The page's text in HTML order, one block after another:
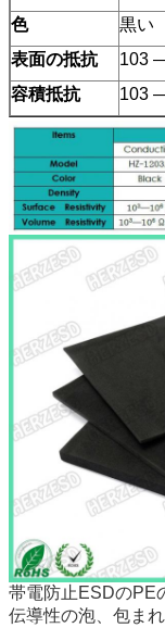
色
黒い
表面の抵抗
103
容積抵抗
103
帯電防止ESDのPE
伝導性の泡、包ま